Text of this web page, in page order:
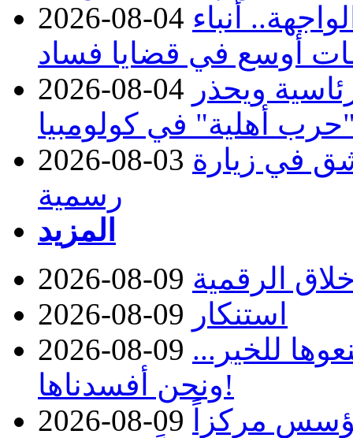
2026-08-04 أنباء
أوسع في قضايا فساد
2026-08-04 ويحذر
أهلية" في كولومبيا
2026-08-03 في زيارة
رسمية
المزيد
2026-08-09 الرقمية
2026-08-09 استنكار
2026-08-09 للخير...
ونحن أفسدناها!
2026-08-09
مركزاً